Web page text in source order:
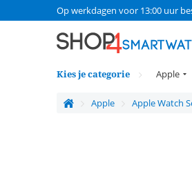
Op werkdagen voor 13:00 uur
Kies je categorie Apple
Apple Apple Watch